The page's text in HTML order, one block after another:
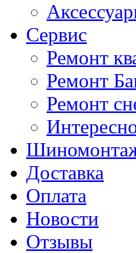
Сервис
Ремонт
Ремонт
Ремонт
Доставка
Оплата
Новости
Отзывы